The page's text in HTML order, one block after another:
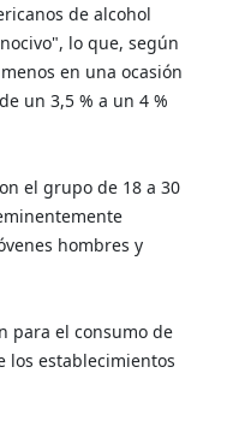
de alcohol
lo que, según
en una ocasión
un 3,5 % a un 4 %
el grupo de 18 a 30
hombres y
para el consumo de
los establecimientos